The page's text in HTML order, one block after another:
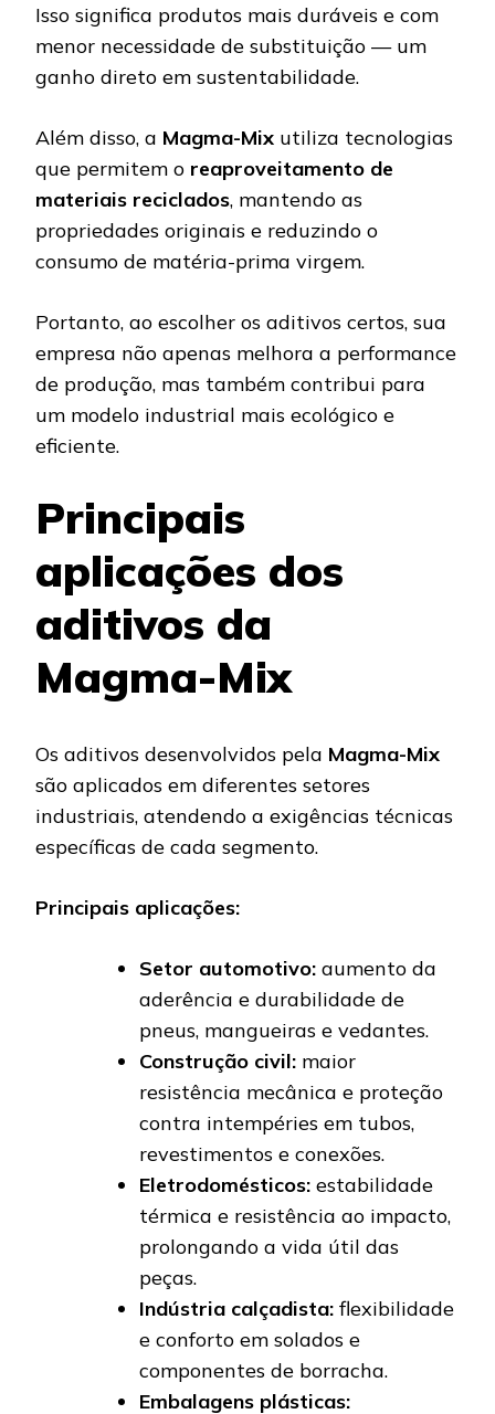
Isso significa produtos mais duráveis e com
menor necessidade de substituição — um
ganho direto em sustentabilidade.
Além disso, a Magma-Mix utiliza tecnologias
que permitem o reaproveitamento de
materiais reciclados, mantendo as
propriedades originais e reduzindo o
consumo de matéria-prima virgem.
Portanto, ao escolher os aditivos certos, sua
empresa não apenas melhora a performance
de produção, mas também contribui para
um modelo industrial mais ecológico e
eficiente.
Principais
aplicações dos
aditivos da
Magma-Mix
Os aditivos desenvolvidos pela Magma-Mix
são aplicados em diferentes setores
industriais, atendendo a exigências técnicas
específicas de cada segmento.
Principais aplicações:
Setor automotivo: aumento da
aderência e durabilidade de
pneus, mangueiras e vedantes.
Construção civil: maior
resistência mecânica e proteção
contra intempéries em tubos,
revestimentos e conexões.
Eletrodomésticos: estabilidade
térmica e resistência ao impacto,
prolongando a vida útil das
peças.
Indústria calçadista: flexibilidade
e conforto em solados e
componentes de borracha.
Embalagens plásticas: